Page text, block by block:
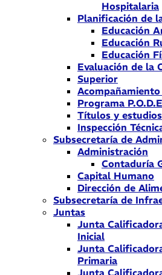
Hospitalaria
Planificación de
Educación
Educación
Educación
Evaluación de la
Superior
Programa
Títulos y estudios
Inspección
Subsecretaría de
Administración
Contaduría
Capital Humano
Dirección de
Subsecretaría de
Juntas
Junta
Inicial
Junta
Primaria
Junta